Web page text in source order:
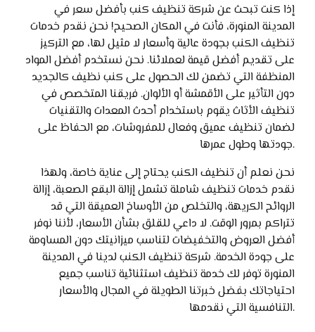
إذا كنت تبحث عن شركة تنظيف كنب بأفضل سعر في
المدينة المنورة، فأنت في المكان الصحيح! نحن نقدم خدمات
تنظيف الكنب بجودة عالية وأسعار لا مثيل لها، مع التركيز
على تقديم أفضل قيمة لعملائنا. نحن نستخدم أفضل المواد
المنظفة التي تضمن لك الحصول على كنب نظيف كالجديد
دون التأثير على الأقمشة أو الألوان. فريقنا المتخصص في
تنظيف الأثاث يقوم باستخدام أحدث المعدات والتقنيات
لضمان تنظيف عميق وفعال للمفروشات، مع الحفاظ على
جودتها وطول عمرها.
نحن نعلم أن تنظيف الكنب يحتاج إلى عناية خاصة، ولهذا
نقدم خدمات تنظيف شاملة تشمل إزالة البقع الصعبة، إزالة
الروائح الكريهة، والتخلص من الأوساخ العميقة التي قد
تتراكم بمرور الوقت. لا داعي للقلق بشأن الأسعار، لأننا نوفر
أفضل العروض والتخفيضات لتناسب ميزانيتك دون المساومة
على جودة الخدمة. شركة تنظيف الكنب لدينا في المدينة
المنورة توفر لك خدمة تنظيف استثنائية تناسب جميع
احتياجاتك بفضل خبرتنا الطويلة في المجال والأسعار
التنافسية التي نقدمها.